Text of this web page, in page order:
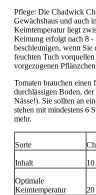
Pflege: Die Chadwick
Gewächshaus und auch
Keimtemperatur liegt
Keimung erfolgt nach 8 -
beschleunigen, wenn Sie
feuchten Tuch
vorgezogenen
Tomaten brauchen einen
durchlässigen Boden,
Nässe!). Sie sollten an
stehen mit mindestens 6
mehr.
Sorte
Inhalt
Optimale
Keimtemperatur